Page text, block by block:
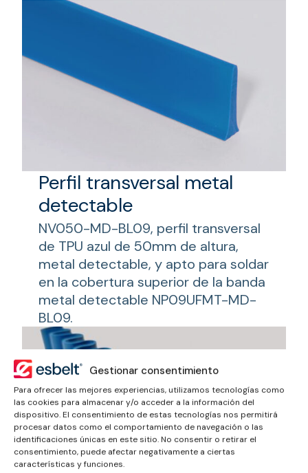
Gestionar consentimiento
Para ofrecer las mejores experiencias, utilizamos tecnologías como
las cookies para almacenar y/o acceder a la información del
dispositivo. El consentimiento de estas tecnologías nos permitirá
procesar datos como el comportamiento de navegación o las
identificaciones únicas en este sitio. No consentir o retirar el
consentimiento, puede afectar negativamente a ciertas
características y funciones.
Perfil transversal metal
detectable
NV050-MD-BL09, perfil transversal
de TPU azul de 50mm de altura,
metal detectable, y apto para soldar
en la cobertura superior de la banda
metal detectable NP09UFMT-MD-
BL09.